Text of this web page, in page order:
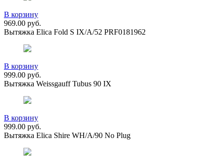
В корзину
969.00 руб.
Вытяжка Elica Fold S IX/A/52 PRF0181962
В корзину
999.00 руб.
Вытяжка Weissgauff Tubus 90 IX
В корзину
999.00 руб.
Вытяжка Elica Shire WH/A/90 No Plug